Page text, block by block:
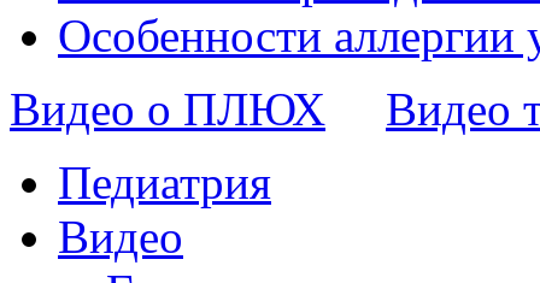
Особенности аллергии
Видео о ПЛЮХ
Видео
Педиатрия
Видео